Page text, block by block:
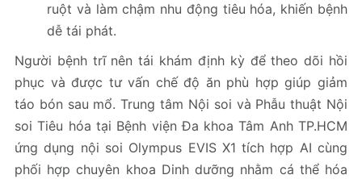
ruột và làm chậm nhu động tiêu hóa, khiến bệnh
dễ tái phát.
Người bệnh trĩ nên tái khám định kỳ để theo dõi hồi
phục và được tư vấn chế độ ăn phù hợp giúp giảm
táo bón sau mổ. Trung tâm Nội soi và Phẫu thuật Nội
soi Tiêu hóa tại Bệnh viện Đa khoa Tâm Anh TP.HCM
ứng dụng nội soi Olympus EVIS X1 tích hợp AI cùng
phối hợp chuyên khoa Dinh dưỡng nhằm cá thể hóa